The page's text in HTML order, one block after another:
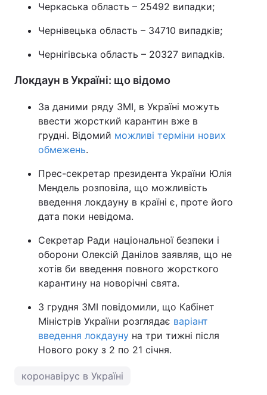
Черкаська область – 25492 випадки;
Чернівецька область – 34710 випадків;
Чернігівська область – 20327 випадків.
Локдаун в Україні: що відомо
За даними ряду ЗМІ, в Україні можуть
ввести жорсткий карантин вже в
грудні. Відомий можливі терміни нових
обмежень.
Прес-секретар президента України Юлія
Мендель розповіла, що можливість
введення локдауну в країні є, проте його
дата поки невідома.
Секретар Ради національної безпеки і
оборони Олексій Данілов заявляв, що не
хотів би введення повного жорсткого
карантину на новорічні свята.
3 грудня ЗМІ повідомили, що Кабінет
Міністрів України розглядає варіант
введення локдауну на три тижні після
Нового року з 2 по 21 січня.
коронавірус в Україні